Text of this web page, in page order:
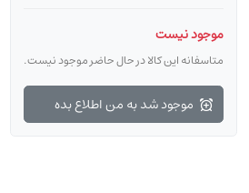
موجود نیست
متاسفانه این کالا در حال حاضر موجود نیست.
موجود شد به من اطلاع بده